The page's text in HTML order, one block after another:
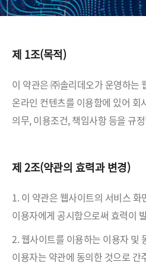
제 1조(목적)
이 약관은 ㈜솔리데오가 운영하는
온라인 컨텐츠를 이용함에 있어 회
의무, 이용조건, 책임사항 등을 규
제 2조(약관의 효력과 변경)
1. 이 약관은 웹사이트의 서비스 화
이용자에게 공시함으로써 효력이
2. 웹사이트를 이용하는 이용자 및
이용자는 약관에 동의한 것으로 간